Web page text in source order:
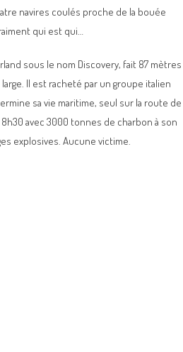
navires coulés proche de la bouée
qui est qui…
sous le nom Discovery, fait 87 mètres
Il est racheté par un groupe italien
sa vie maritime, seul sur la route de
8h30 avec 3000 tonnes de charbon à son
explosives. Aucune victime.